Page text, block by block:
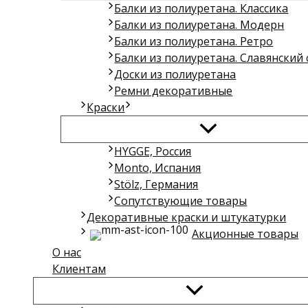
Балки из полиуретана. Классика
Балки из полиуретана. Модерн
Балки из полиуретана. Ретро
Балки из полиуретана. Славянский
Доски из полиуретана
Ремни декоративные
Краски
HYGGE, Россия
Monto, Испания
Stölz, Германия
Сопутствующие товары
Декоративные краски и штукатурки
Акционные товары
О нас
Клиентам